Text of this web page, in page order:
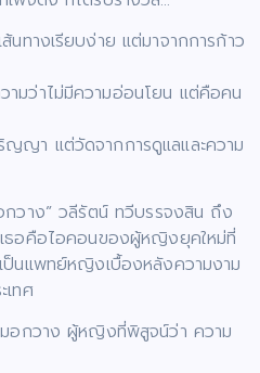
ส้นทางเรียบง่าย แต่มาจากการก้าว
มว่าไม่มีความอ่อนโยน แต่คือคน
ญา แต่วัดจากการดูแลและความ
กวาง” วลีรัตน์ ทวีบรรจงสิน ถึง
ธอคือไอคอนของผู้หญิงยุคใหม่ที่
ป็นแพทย์หญิงเบื้องหลังความงาม
ทศ
มอกวาง ผู้หญิงที่พิสูจน์ว่า ความ